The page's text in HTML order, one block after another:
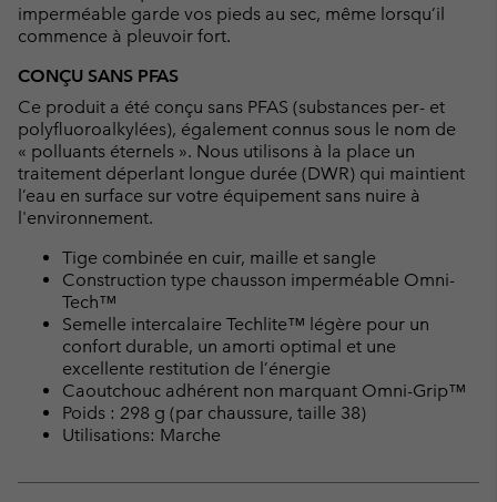
imperméable garde vos pieds au sec, même lorsqu’il
commence à pleuvoir fort.
CONÇU SANS PFAS
Ce produit a été conçu sans PFAS (substances per- et
polyfluoroalkylées), également connus sous le nom de
« polluants éternels ». Nous utilisons à la place un
traitement déperlant longue durée (DWR) qui maintient
l’eau en surface sur votre équipement sans nuire à
l'environnement.
Tige combinée en cuir, maille et sangle
Construction type chausson imperméable Omni-
Tech™
Semelle intercalaire Techlite™ légère pour un
confort durable, un amorti optimal et une
excellente restitution de l’énergie
Caoutchouc adhérent non marquant Omni-Grip™
Poids : 298 g (par chaussure, taille 38)
Utilisations: Marche